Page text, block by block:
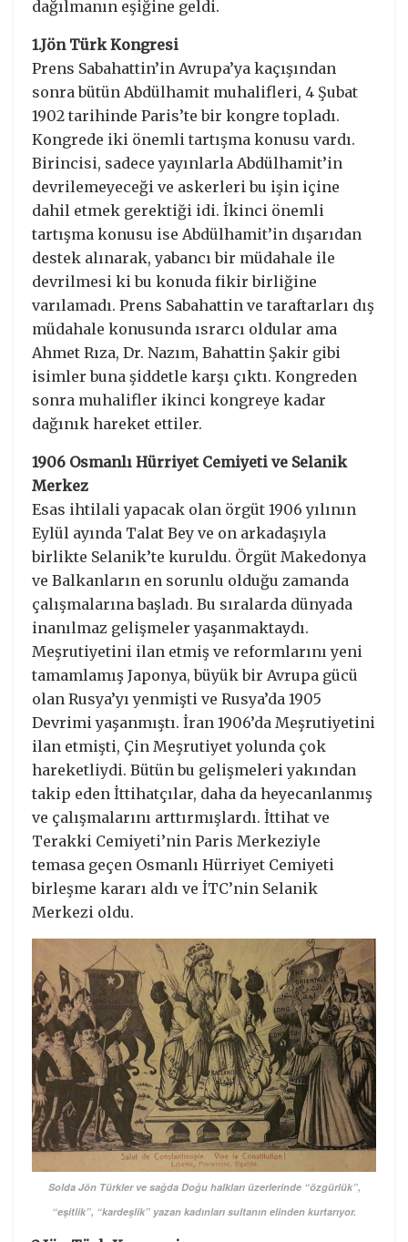
dağılmanın eşiğine geldi.
1.Jön Türk Kongresi
Prens Sabahattin’in Avrupa’ya kaçışından
sonra bütün Abdülhamit muhalifleri, 4 Şubat
1902 tarihinde Paris’te bir kongre topladı.
Kongrede iki önemli tartışma konusu vardı.
Birincisi, sadece yayınlarla Abdülhamit’in
devrilemeyeceği ve askerleri bu işin içine
dahil etmek gerektiği idi. İkinci önemli
tartışma konusu ise Abdülhamit’in dışarıdan
destek alınarak, yabancı bir müdahale ile
devrilmesi ki bu konuda fikir birliğine
varılamadı. Prens Sabahattin ve taraftarları dış
müdahale konusunda ısrarcı oldular ama
Ahmet Rıza, Dr. Nazım, Bahattin Şakir gibi
isimler buna şiddetle karşı çıktı. Kongreden
sonra muhalifler ikinci kongreye kadar
dağınık hareket ettiler.
1906 Osmanlı Hürriyet Cemiyeti ve Selanik
Merkez
Esas ihtilali yapacak olan örgüt 1906 yılının
Eylül ayında Talat Bey ve on arkadaşıyla
birlikte Selanik’te kuruldu. Örgüt Makedonya
ve Balkanların en sorunlu olduğu zamanda
çalışmalarına başladı. Bu sıralarda dünyada
inanılmaz gelişmeler yaşanmaktaydı.
Meşrutiyetini ilan etmiş ve reformlarını yeni
tamamlamış Japonya, büyük bir Avrupa gücü
olan Rusya’yı yenmişti ve Rusya’da 1905
Devrimi yaşanmıştı. İran 1906’da Meşrutiyetini
ilan etmişti, Çin Meşrutiyet yolunda çok
hareketliydi. Bütün bu gelişmeleri yakından
takip eden İttihatçılar, daha da heyecanlanmış
ve çalışmalarını arttırmışlardı. İttihat ve
Terakki Cemiyeti’nin Paris Merkeziyle
temasa geçen Osmanlı Hürriyet Cemiyeti
birleşme kararı aldı ve İTC’nin Selanik
Merkezi oldu.
Solda Jön Türkler ve sağda Doğu halkları üzerlerinde “özgürlük”,
“eşitlik”, “kardeşlik” yazan kadınları sultanın elinden kurtarıyor.